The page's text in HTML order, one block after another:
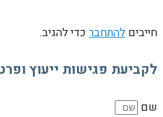
חייבים להתחבר כדי להגיב.
לקביעת פגישות ייעוץ
שם